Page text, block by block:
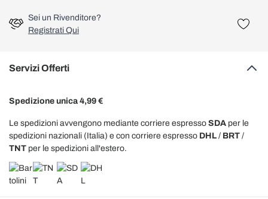
Sei un Rivenditore?
Registrati Qui
Servizi Offerti
Spedizione unica 4,99 €
Le spedizioni avvengono mediante corriere espresso SDA per le
spedizioni nazionali (Italia) e con corriere espresso DHL / BRT /
TNT per le spedizioni all'estero.